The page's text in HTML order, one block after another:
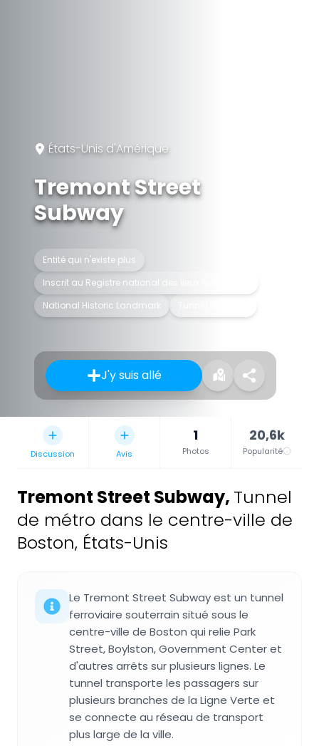
États-Unis d'Amérique
Tremont Street
Subway
Entité qui n'existe plus
Inscrit au Registre national des lieux historiques
National Historic Landmark
J'y suis allé
Discussion Avis
1
Photos
20,6k
Popularité
Tremont Street Subway, Tunnel
de métro dans le centre-ville de
Boston, États-Unis
Le Tremont Street Subway est un tunnel
ferroviaire souterrain situé sous le
centre-ville de Boston qui relie Park
Street, Boylston, Government Center et
d'autres arrêts sur plusieurs lignes. Le
tunnel transporte les passagers sur
plusieurs branches de la Ligne Verte et
se connecte au réseau de transport
plus large de la ville.